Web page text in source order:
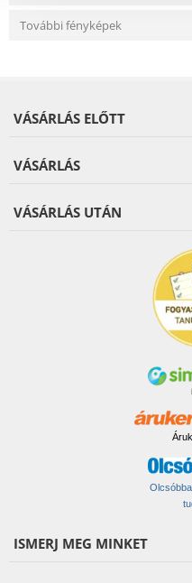
További fényképek
VÁSÁRLÁS ELŐTT
VÁSÁRLÁS
VÁSÁRLÁS UTÁN
ISMERJ MEG MINKET